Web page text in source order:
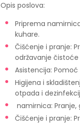
Opis poslova:
Priprema
kuhare.
Čišćenje i pranje:
održavanje čistoće
Asistencija:
Higijena i
otpada i
namirnica: Pranje,
Čišćenje i pranje: